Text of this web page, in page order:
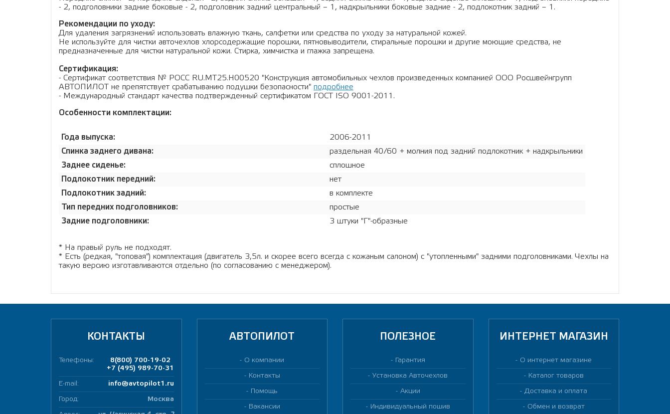
- 2, подголовники задние боковые - 2, подголовник задний центральный – 1, надкрыльники боковые задние - 2, подлокотник задний – 1.
Рекомендации по уходу:
Для удаления загрязнений использовать влажную ткань, салфетки или средства по уходу за натуральной кожей.
Не используйте для чистки авточехлов хлорсодержащие порошки, пятновыводители, стиральные порошки и другие моющие средства, не
предназначенные для чистки натуральной кожи. Стирка, химчистка и глажка запрещена.
Сертификация:
- Сертификат соответствия № РОСС RU.МТ25.Н00520 "Конструкция автомобильных чехлов произведенных компанией ООО Росшвейнгрупп
АВТОПИЛОТ не препятствует срабатыванию подушки безопасности" подробнее
- Международный стандарт качества подтвержденный сертификатом ГОСТ ISO 9001-2011.
Особенности комплектации:
Года выпуска:
2006-2011
Спинка заднего дивана:
раздельная 40/60 + молния под задний подлокотник + надкрыльники
Заднее сиденье:
сплошное
Подлокотник передний:
нет
Подлокотник задний:
в комплекте
Тип передних подголовников:
простые
Задние подголовники:
3 штуки "Г"-образные
* На правый руль не подходят.
* Есть (редкая, "топовая") комплектация (двигатель 3,5л. и скорее всего всегда с кожаным салоном) с "утопленными" задними подголовниками. Чехлы на
такую версию изготавливаются отдельно (по согласованию с менеджером).
КОНТАКТЫ
Телефоны:
8(800) 700-19-02
+7 (495) 989-70-31
E-mail: info@avtopilot1.ru
Город: Москва
АВТОПИЛОТ
О компании
Контакты
Помощь
Вакансии
ПОЛЕЗНОЕ
Гарантия
Установка Авточехлов
Акции
Индивидуальный пошив
ИНТЕРНЕТ МАГАЗИН
О интернет магазине
Каталог товаров
Доставка и оплата
Обмен и возврат